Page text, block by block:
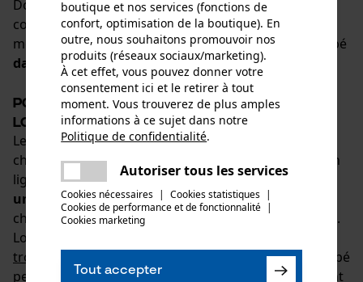
Dolmar. Lesguides-chaîneset les chaînes pour les
coupes longitudinales conviennent aux scieries
mobiles et à toutes les utilisations où le bois est coupé
dans le sens des fibres
Pourquoi une chaîne pour coupes
longitudinales est-elle utile ?
Les chaînes pour coupes longitudinales, comme la
chaîne Oregon RipCut disponible dans la boutique en
ligne de KOX, ont desdents de coupe plus plates ou
un angle d'affûtage plus faiblepar rapport aux
chaînes à gouges demi-rondes ou carrées classiques.
Lors de la coupe du bois de chauffage avec la
tronçonneuse
, le bois est généralement d'abord coupé
perpendiculairement aux fibres, puis divisé en suivant
boutique et nos services (fonctions de
confort, optimisation de la boutique). En
outre, nous souhaitons promouvoir nos
produits (réseaux sociaux/marketing).
À cet effet, vous pouvez donner votre
consentement ici et le retirer à tout
moment. Vous trouverez de plus amples
informations à ce sujet dans notre
Politique de confidentialité.
Autoriser tous les services
Cookies nécessaires | Cookies statistiques |
Cookies de performance et de fonctionnalité |
Cookies marketing
Tout accepter
Une erreur s'est produite. Veuillez
essayer encore.
partager
partager
mail